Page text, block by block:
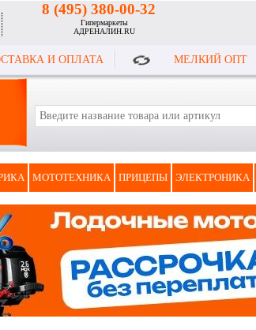
8 (495) 380-00-32
Гипермаркеты
АДРЕНАЛИН.RU
И ОПЛАТА МЕЛКИЙ ОПТ
МОТОТЕХНИКА ПРИЦЕПЫ ЭЛЕКТРОНИКА